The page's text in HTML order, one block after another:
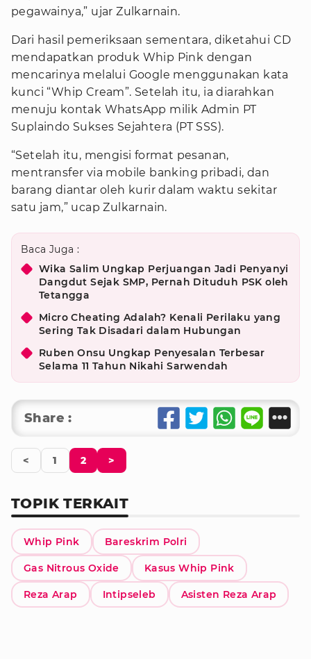
pegawainya,” ujar Zulkarnain.
Dari hasil pemeriksaan sementara, diketahui CD
mendapatkan produk Whip Pink dengan
mencarinya melalui Google menggunakan kata
kunci “Whip Cream”. Setelah itu, ia diarahkan
menuju kontak WhatsApp milik Admin PT
Suplaindo Sukses Sejahtera (PT SSS).
“Setelah itu, mengisi format pesanan,
mentransfer via mobile banking pribadi, dan
barang diantar oleh kurir dalam waktu sekitar
satu jam,” ucap Zulkarnain.
Baca Juga :
Wika Salim Ungkap Perjuangan Jadi Penyanyi
Dangdut Sejak SMP, Pernah Dituduh PSK oleh
Tetangga
Micro Cheating Adalah? Kenali Perilaku yang
Sering Tak Disadari dalam Hubungan
Ruben Onsu Ungkap Penyesalan Terbesar
Selama 11 Tahun Nikahi Sarwendah
Share :
< 1 2 >
TOPIK TERKAIT
Whip Pink Bareskrim Polri
Gas Nitrous Oxide Kasus Whip Pink
Reza Arap Intipseleb Asisten Reza Arap